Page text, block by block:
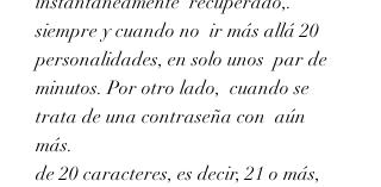
siempre y cuando no  ir más allá 20
personalidades, en solo unos  par de
minutos. Por otro lado,  cuando se
trata de una contraseña con  aún
más.
de 20 caracteres, es decir, 21 o más,